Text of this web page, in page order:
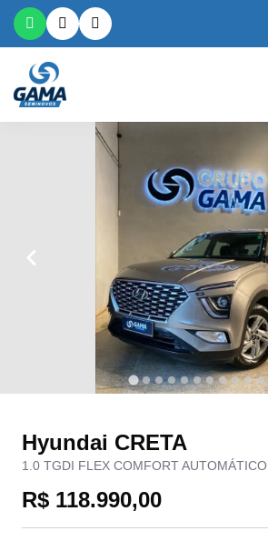
Hyundai CRETA
1.0 TGDI FLEX COMFORT AUTOMÁTICO
R$ 118.990,00